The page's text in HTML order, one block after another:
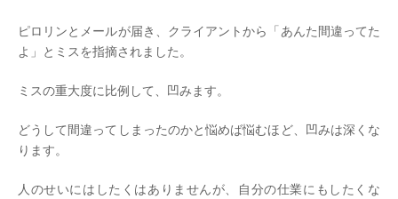
ピロリンとメールが届き、クライアントから「あんた間違ってた
よ」とミスを指摘されました。
ミスの重大度に比例して、凹みます。
どうして間違ってしまったのかと悩めば悩むほど、凹みは深くな
ります。
人のせいにはしたくはありませんが、自分の仕業にもしたくな